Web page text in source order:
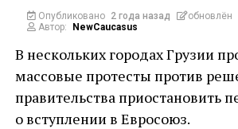
Опубликовано 2 года назад обновлён
Автор:
NewCaucasus
В нескольких городах Грузии
массовые протесты против
правительства приостановить
о вступлении в Евросоюз.